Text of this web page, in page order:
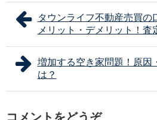
タウンライフ不動産売買の
メリット・デメリット！査
増加する空き家問題！原因
は？
コメントをどうぞ